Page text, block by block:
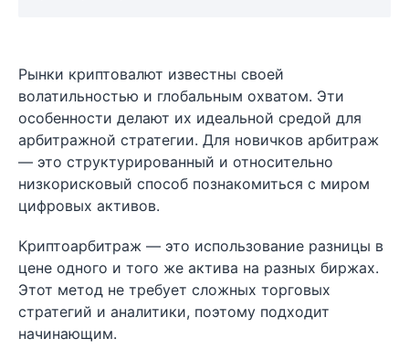
Рынки криптовалют известны своей
волатильностью и глобальным охватом. Эти
особенности делают их идеальной средой для
арбитражной стратегии. Для новичков арбитраж
— это структурированный и относительно
низкорисковый способ познакомиться с миром
цифровых активов.
Криптоарбитраж — это использование разницы в
цене одного и того же актива на разных биржах.
Этот метод не требует сложных торговых
стратегий и аналитики, поэтому подходит
начинающим.